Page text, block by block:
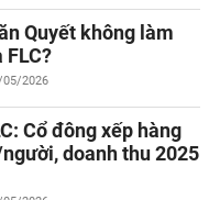
Quyết không làm
FLC?
05/2026
Cổ đông xếp hàng
doanh thu 2025